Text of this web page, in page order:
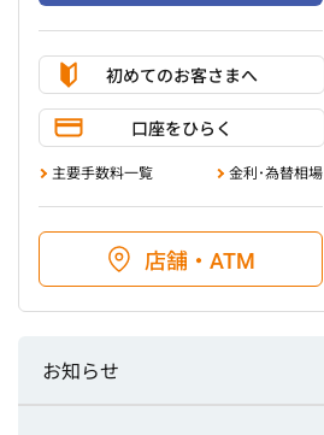
初めてのお客さまへ
口座をひらく
主要手数料一覧 金利･為替相場
店舗・ATM
お知らせ